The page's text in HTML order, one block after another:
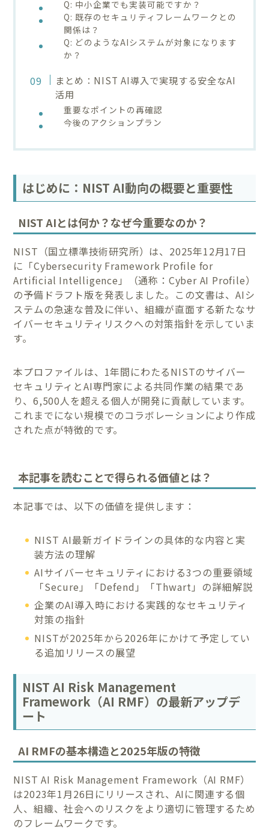
Q: 中小企業でも実装可能ですか？
Q: 既存のセキュリティフレームワークとの
関係は？
Q: どのようなAIシステムが対象になります
か？
まとめ：NIST AI導入で実現する安全なAI
活用
重要なポイントの再確認
今後のアクションプラン
はじめに：NIST AI動向の概要と重要性
NIST AIとは何か？なぜ今重要なのか？
NIST（国立標準技術研究所）は、2025年12月17日
に「Cybersecurity Framework Profile for
Artificial Intelligence」（通称：Cyber AI Profile）
の予備ドラフト版を発表しました。この文書は、AIシ
ステムの急速な普及に伴い、組織が直面する新たなサ
イバーセキュリティリスクへの対策指針を示していま
す。
本プロファイルは、1年間にわたるNISTのサイバー
セキュリティとAI専門家による共同作業の結果であ
り、6,500人を超える個人が開発に貢献しています。
これまでにない規模でのコラボレーションにより作成
された点が特徴的です。
本記事を読むことで得られる価値とは？
本記事では、以下の価値を提供します：
NIST AI最新ガイドラインの具体的な内容と実
装方法の理解
AIサイバーセキュリティにおける3つの重要領域
「Secure」「Defend」「Thwart」の詳細解説
企業のAI導入時における実践的なセキュリティ
対策の指針
NISTが2025年から2026年にかけて予定してい
る追加リリースの展望
NIST AI Risk Management
Framework（AI RMF）の最新アップデ
ート
AI RMFの基本構造と2025年版の特徴
NIST AI Risk Management Framework（AI RMF）
は2023年1月26日にリリースされ、AIに関連する個
人、組織、社会へのリスクをより適切に管理するため
のフレームワークです。